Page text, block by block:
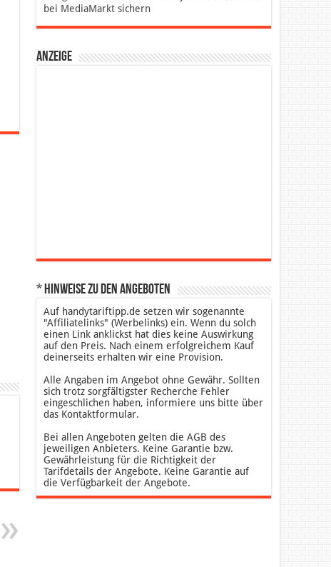
bei MediaMarkt sichern
Anzeige
* Hinweise zu den Angeboten
Auf handytariftipp.de setzen wir sogenannte
"Affiliatelinks" (Werbelinks) ein. Wenn du solch
einen Link anklickst hat dies keine Auswirkung
auf den Preis. Nach einem erfolgreichem Kauf
deinerseits erhalten wir eine Provision.
Alle Angaben im Angebot ohne Gewähr. Sollten
sich trotz sorgfältigster Recherche Fehler
eingeschlichen haben, informiere uns bitte über
das Kontaktformular.
Bei allen Angeboten gelten die AGB des
jeweiligen Anbieters. Keine Garantie bzw.
Gewährleistung für die Richtigkeit der
Tarifdetails der Angebote. Keine Garantie auf
die Verfügbarkeit der Angebote.